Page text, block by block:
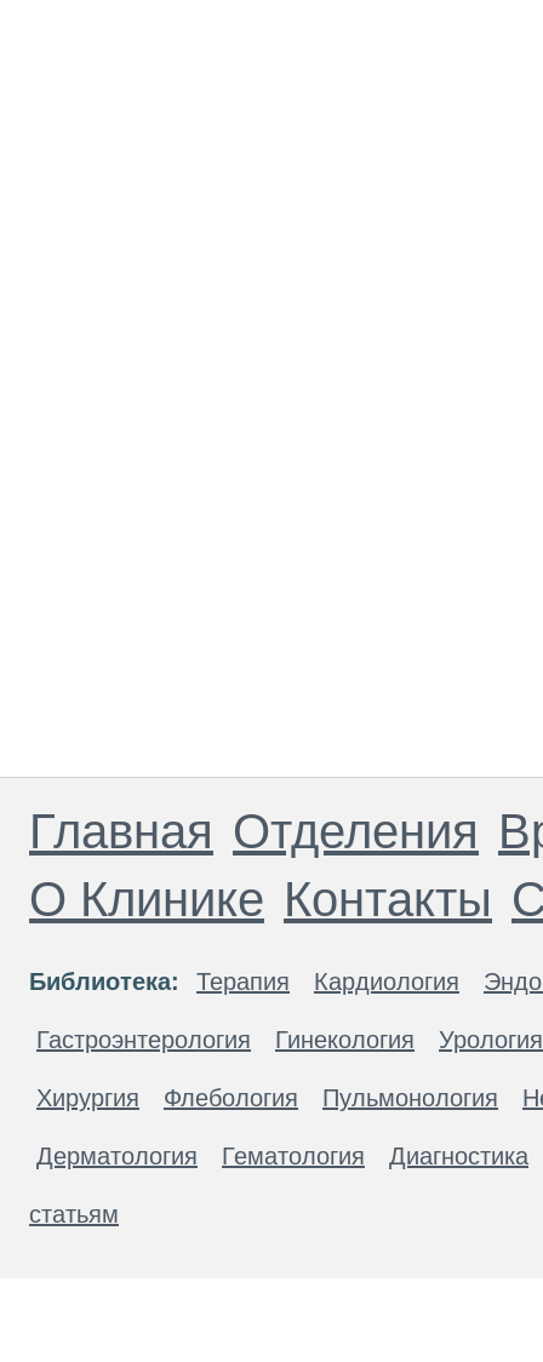
Главная Отделения
О Клинике Контакты
Библиотека: Терапия Кардиология
Гастроэнтерология Гинекология Урология
Хирургия Флебология Пульмонология
Дерматология Гематология Диагностика
статьям